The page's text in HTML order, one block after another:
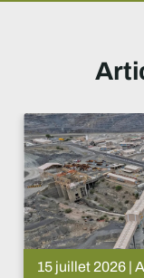
15 juillet 2026 |